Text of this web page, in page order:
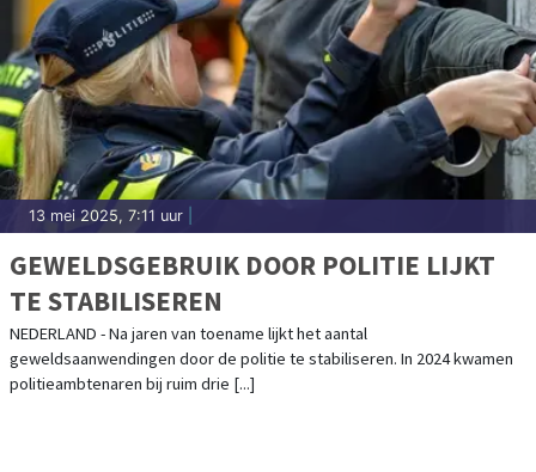
13 mei 2025, 7:11 uur
GEWELDSGEBRUIK DOOR POLITIE LIJKT
TE STABILISEREN
NEDERLAND - Na jaren van toename lijkt het aantal
geweldsaanwendingen door de politie te stabiliseren. In 2024 kwamen
politieambtenaren bij ruim drie [...]